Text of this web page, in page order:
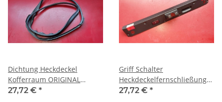
Dichtung Heckdeckel
Kofferraum ORIGINAL
Mercedes W221 S
27,72 € *
Griff Schalter
Heckdeckelfernschließung
rot hinten Mercedes W221
27,72 € *